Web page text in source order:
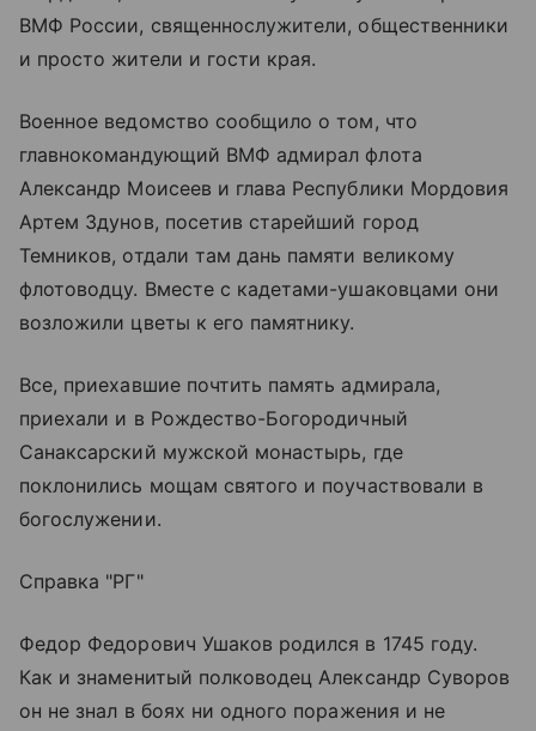
ВМФ России, священнослужители, общественники
и просто жители и гости края.
Военное ведомство сообщило о том, что
главнокомандующий ВМФ адмирал флота
Александр Моисеев и глава Республики Мордовия
Артем Здунов, посетив старейший город
Темников, отдали там дань памяти великому
флотоводцу. Вместе с кадетами-ушаковцами они
возложили цветы к его памятнику.
Все, приехавшие почтить память адмирала,
приехали и в Рождество-Богородичный
Санаксарский мужской монастырь, где
поклонились мощам святого и поучаствовали в
богослужении.
Справка "РГ"
Федор Федорович Ушаков родился в 1745 году.
Как и знаменитый полководец Александр Суворов
он не знал в боях ни одного поражения и не